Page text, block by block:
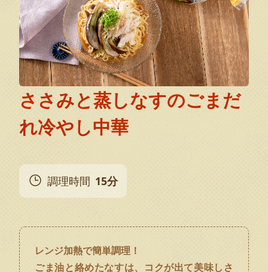
ささみと蒸しなすのごまだ
れ冷やし中華
調理時間 15分
レンジ加熱で簡単調理！
ごま油と絡めたなすは、コクが出て美味しさ